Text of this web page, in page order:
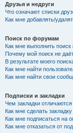
Друзья и недруги
Что означают списки
Как мне добавлять/
Поиск по форумам
Как мне выполнить
Почему мой поиск не
В результате моего
Как мне найти
Как мне найти свои
Подписки и закладки
Чем закладки отличаются
Как мне сделать
Как мне подписаться на
Как мне отказаться от